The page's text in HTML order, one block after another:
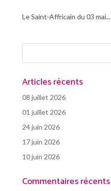
Le Saint-Affricain du 03 mai...
Articles récents
08 juillet 2026
01 juillet 2026
24 juin 2026
17 juin 2026
10 juin 2026
Commentaires récents